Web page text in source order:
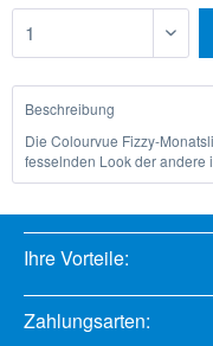
Beschreibung
Die Colourvue Fizzy-
fesselnden Look der andere
Ihre Vorteile:
Zahlungsarten: